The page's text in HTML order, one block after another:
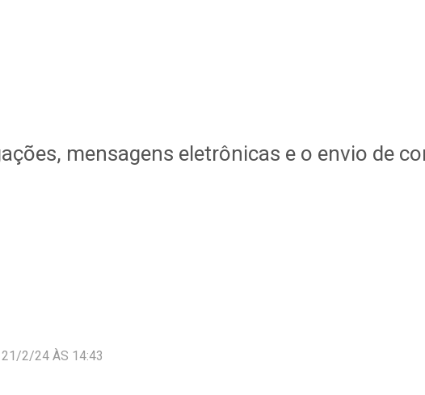
mensagens eletrônicas e o envio de
2/24 ÀS 14:43